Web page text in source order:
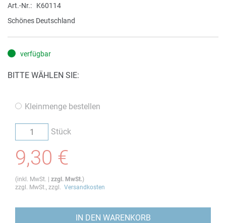
der
Bildergalerie
Art.-Nr.
K60114
Schönes Deutschland
verfügbar
BITTE WÄHLEN SIE:
Kleinmenge bestellen
Stück
9,30 €
(inkl. MwSt. zzgl. MwSt.)
zzgl. MwSt., zzgl. Versandkosten
IN DEN WARENKORB